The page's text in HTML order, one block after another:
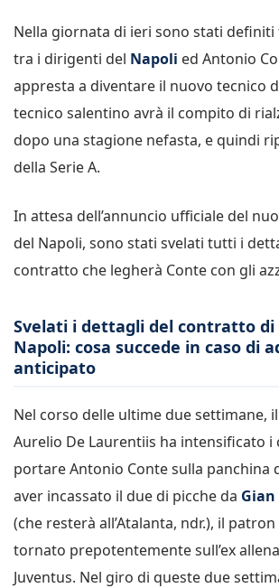
Nella giornata di ieri sono stati
tra i dirigenti del Napoli ed Antonio
appresta a diventare il nuovo tecnico
tecnico salentino avrà il compito di
dopo una stagione nefasta, e quindi
della Serie A.
In attesa dell’annuncio ufficiale del
del Napoli, sono stati svelati tutti i
contratto che legherà Conte con gli
Svelati i dettagli del contratto di
Napoli: cosa succede in caso di
anticipato
Nel corso delle ultime due settimane,
Aurelio De Laurentiis ha intensificato
portare Antonio Conte sulla panchina
aver incassato il due di picche da
(che resterà all’Atalanta, ndr.), il
tornato prepotentemente sull’ex
Juventus. Nel giro di queste due